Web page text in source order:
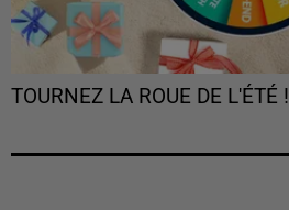
TOURNEZ LA ROUE DE L'ÉTÉ !